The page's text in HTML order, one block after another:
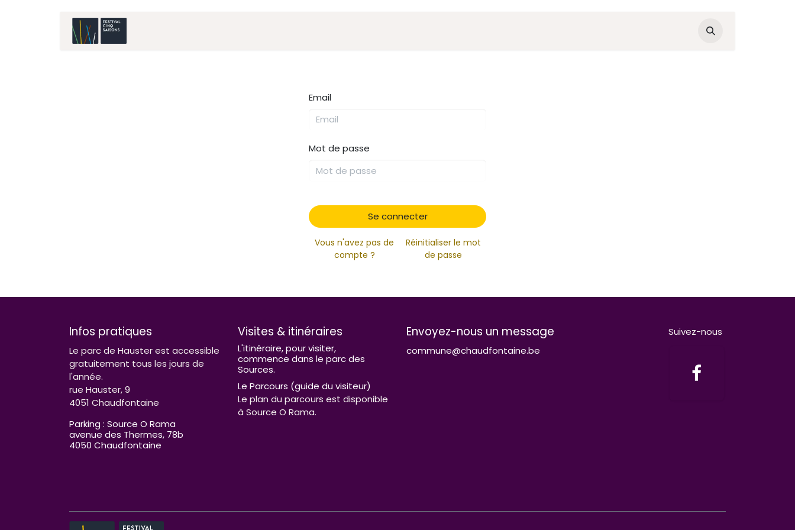
Email
Mot de passe
Se connecter
Vous n'avez pas de
compte ?
Réinitialiser le mot
de passe
Infos pratiques
Le parc de Hauster est accessible
gratuitement tous les jours de
l'année.
rue Hauster, 9
4051 Chaudfontaine
Parking : Source O Rama
avenue des Thermes, 78b
4050 Chaudfontaine
Visites & itinéraires
L'itinéraire, pour visiter,
commence dans le parc des
Sources.
Le Parcours (guide du visiteur)
Le plan du parcours est disponible
à Source O Rama.
Envoyez-nous un message
commune@chaudfontaine.be
Suivez-nous